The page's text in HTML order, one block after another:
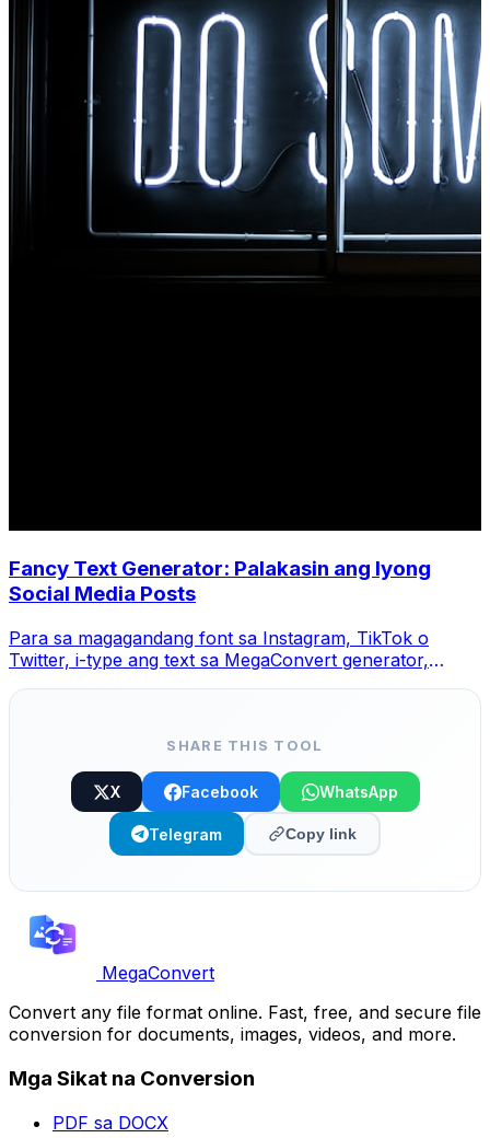
Fancy Text Generator: Palakasin ang Iyong
Social Media Posts
Para sa magagandang font sa Instagram, TikTok o
Twitter, i-type ang text sa MegaConvert generator,
SHARE THIS TOOL
X Facebook WhatsApp
Telegram Copy link
MegaConvert
Convert any file format online. Fast, free, and secure file
conversion for documents, images, videos, and more.
Mga Sikat na Conversion
PDF sa DOCX